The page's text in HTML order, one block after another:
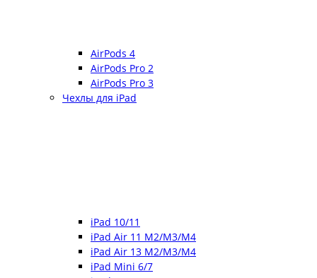
AirPods 4
AirPods Pro 2
AirPods Pro 3
Чехлы для iPad
iPad 10/11
iPad Air 11 M2/M3/M4
iPad Air 13 M2/M3/M4
iPad Mini 6/7